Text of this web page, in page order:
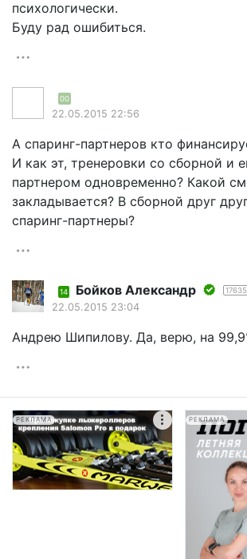
психологически.
Буду рад ошибиться.
00
22.05.2015 22:56
А спаринг-партнеров кто
И как эт, тренеровки со сборной и
партнером одновременно? Какой
закладывается? В сборной друг
спаринг-партнеры?
14 Бойков Александр 17635
22.05.2015 23:04
Андрею Шипилову. Да, верю, на
РЕКЛАМА РЕКЛАМА